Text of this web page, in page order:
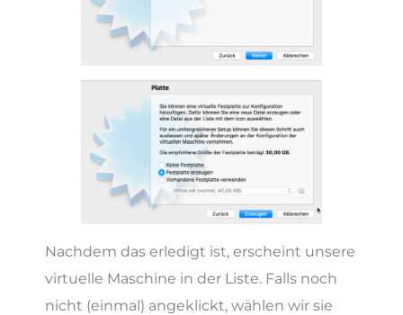
Nachdem das erledigt ist, erscheint unsere
virtuelle Maschine in der Liste. Falls noch
nicht (einmal) angeklickt, wählen wir sie